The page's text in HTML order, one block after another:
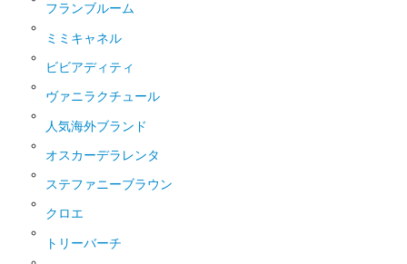
フランブルーム
ミミキャネル
ビビアディティ
ヴァニラクチュール
人気海外ブランド
オスカーデラレンタ
ステファニーブラウン
クロエ
トリーバーチ